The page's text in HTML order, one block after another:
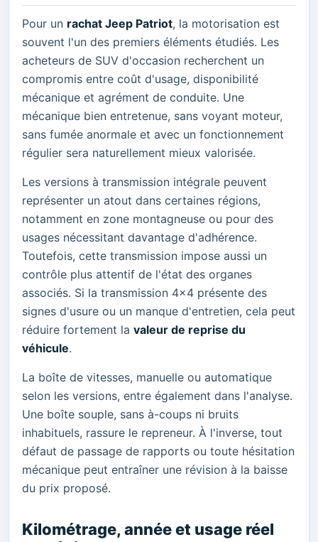
Pour un rachat Jeep Patriot, la motorisation est
souvent l'un des premiers éléments étudiés. Les
acheteurs de SUV d'occasion recherchent un
compromis entre coût d'usage, disponibilité
mécanique et agrément de conduite. Une
mécanique bien entretenue, sans voyant moteur,
sans fumée anormale et avec un fonctionnement
régulier sera naturellement mieux valorisée.
Les versions à transmission intégrale peuvent
représenter un atout dans certaines régions,
notamment en zone montagneuse ou pour des
usages nécessitant davantage d'adhérence.
Toutefois, cette transmission impose aussi un
contrôle plus attentif de l'état des organes
associés. Si la transmission 4x4 présente des
signes d'usure ou un manque d'entretien, cela peut
réduire fortement la valeur de reprise du
véhicule.
La boîte de vitesses, manuelle ou automatique
selon les versions, entre également dans l'analyse.
Une boîte souple, sans à-coups ni bruits
inhabituels, rassure le repreneur. À l'inverse, tout
défaut de passage de rapports ou toute hésitation
mécanique peut entraîner une révision à la baisse
du prix proposé.
Kilométrage, année et usage réel